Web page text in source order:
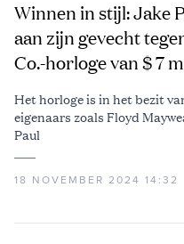
Winnen in stijl: Jake
aan zijn gevecht
Co.-horloge van $ 7
Het horloge is in het bezit
eigenaars zoals Floyd
Paul
18 NOVEMBER 2024 14:32